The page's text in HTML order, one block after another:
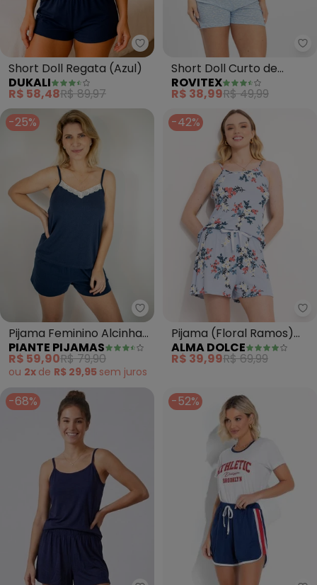
Dukali - Short Doll Regata
Short Doll Regata (Azul)
DUKALI
R$ 58,48R$ 89,97
Short Doll Curto de
Liganete Bella Ana (Azul)
ROVITEX
R$ 38,99R$ 49,99
-25%
Piante Pijamas - Pijama
Pijama Feminino Alcinha
Rita (Azul)
PIANTE PIJAMAS
R$ 59,90R$ 79,90
ou 2x de R$ 29,95 sem juros
-42%
Pijama (Floral Ramos)
em Canelado
ALMA DOLCE
R$ 39,99R$ 69,99
-68% -52%